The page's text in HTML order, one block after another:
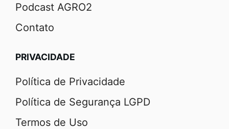
Podcast AGRO2
Contato
PRIVACIDADE
Política de Privacidade
Política de Segurança LGPD
Termos de Uso